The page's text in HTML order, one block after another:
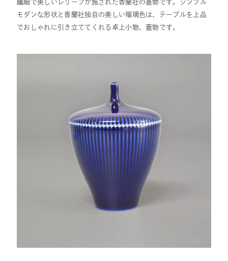
繊細で美しいレリーフが施された香蘭社の蓋物です。シンプル
モダンな形状と香蘭社独自の美しい瑠璃色は、テーブルを上品
でおしゃれに引き立ててくれる卓上小物、蓋物です。